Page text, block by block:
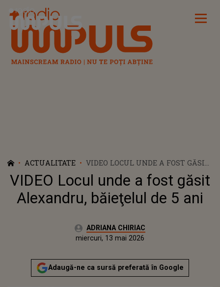
Radio Impuls
ACTUALITATE
VIDEO LOCUL UNDE A FOST GĂSIT
ALEXANDRU, BĂIEŢELUL DE 5 ANI
VIDEO Locul unde a fost găsit
Alexandru, băieţelul de 5 ani
Autor:ADRIANA CHIRIAC
Actualizat:
miercuri, 13 mai 2026
Adaugă-ne ca sursă preferată în Google